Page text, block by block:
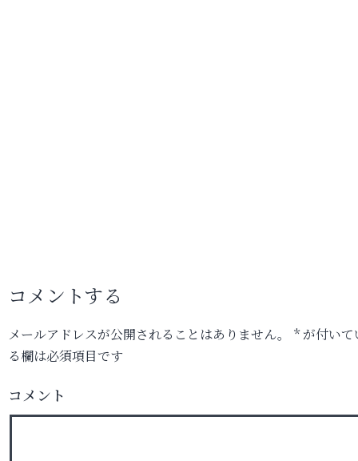
コメントする
メールアドレスが公開されることはありません。 *が付いて
る欄は必須項目です
コメント